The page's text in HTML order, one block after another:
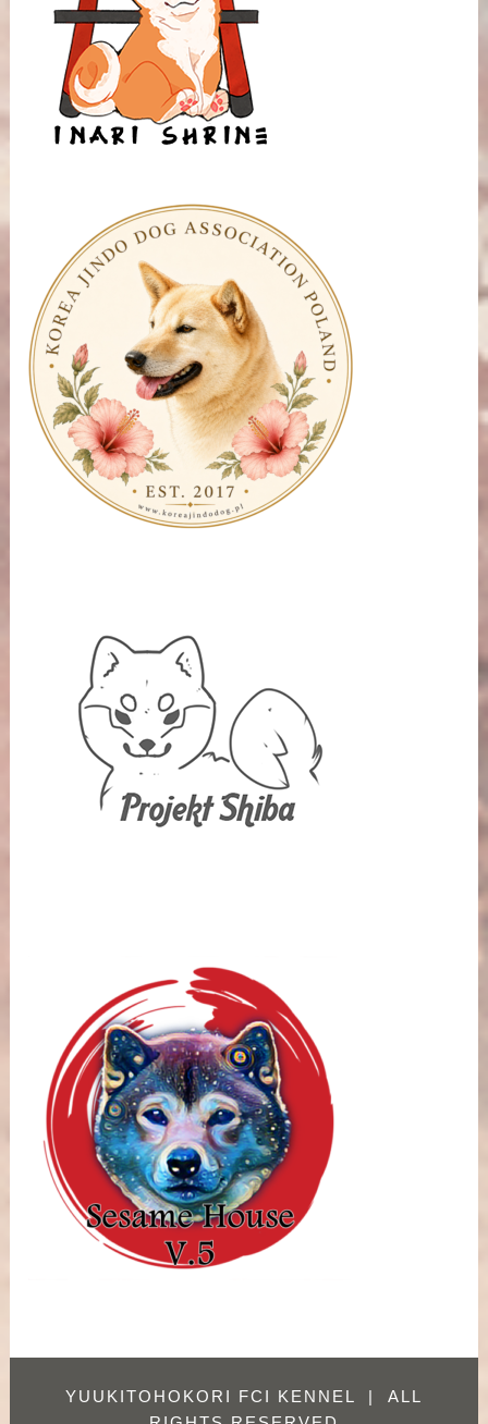
YUUKITOHOKORI FCI KENNEL |
ALL